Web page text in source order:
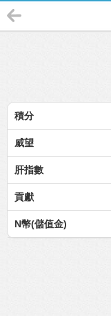
積分
威望
肝指數
貢獻
N幣(儲值金)